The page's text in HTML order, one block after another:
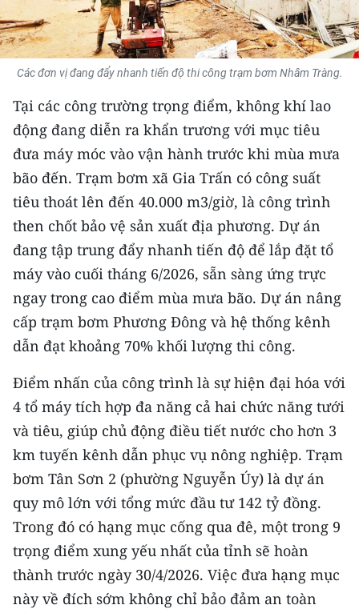
MÔI TRƯỜNG
BẠN ĐỌC
TRI THỨC CHUYÊN SÂU
54 DÂN TỘC VIỆT NAM
CHƯƠNG TRÌNH OCOP - MỖI XÃ
MỘT SẢN PHẨM
RADIO
MEDIA CENTER
E-Magazine
Video
Media Chính trị
Media Kinh tế
Media Xã hội
Media Pháp luật
Media Du lịch
Các đơn vị đang đẩy nhanh tiến độ thi công trạm bơm Nhâm Tràng.
Tại các công trường trọng điểm, không khí lao
động đang diễn ra khẩn trương với mục tiêu
đưa máy móc vào vận hành trước khi mùa mưa
bão đến. Trạm bơm xã Gia Trấn có công suất
tiêu thoát lên đến 40.000 m3/giờ, là công trình
then chốt bảo vệ sản xuất địa phương. Dự án
đang tập trung đẩy nhanh tiến độ để lắp đặt tổ
máy vào cuối tháng 6/2026, sẵn sàng ứng trực
ngay trong cao điểm mùa mưa bão. Dự án nâng
cấp trạm bơm Phương Đông và hệ thống kênh
dẫn đạt khoảng 70% khối lượng thi công.
Điểm nhấn của công trình là sự hiện đại hóa với
4 tổ máy tích hợp đa năng cả hai chức năng tưới
và tiêu, giúp chủ động điều tiết nước cho hơn 3
km tuyến kênh dẫn phục vụ nông nghiệp. Trạm
bơm Tân Sơn 2 (phường Nguyễn Úy) là dự án
quy mô lớn với tổng mức đầu tư 142 tỷ đồng.
Trong đó có hạng mục cống qua đê, một trong 9
trọng điểm xung yếu nhất của tỉnh sẽ hoàn
thành trước ngày 30/4/2026. Việc đưa hạng mục
này về đích sớm không chỉ bảo đảm an toàn